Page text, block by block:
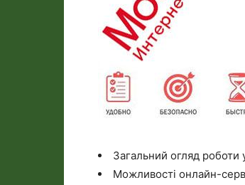
Загальний огляд роботи
Можливості онлайн-